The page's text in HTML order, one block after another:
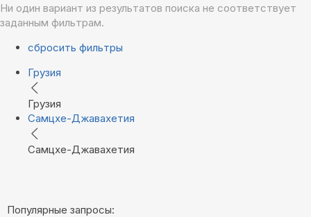
Ни один вариант из результатов поиска не соответствует
заданным фильтрам.
сбросить фильтры
Грузия
Грузия
Самцхе-Джавахетия
Самцхе-Джавахетия
Популярные запросы: